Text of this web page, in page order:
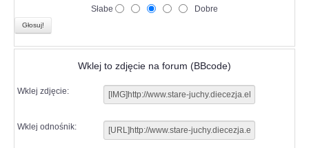
Słabe Dobre
Wklej to zdjęcie na forum (BBcode)
Wklej zdjęcie:
Wklej odnośnik: